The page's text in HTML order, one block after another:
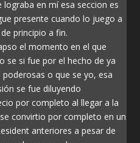
en mí esa seccion es
presente cuando lo juego a
principio a fin.
el momento en el que
se si fue por el hecho de ya
o que se yo, esa
se fue diluyendo
por completo al llegar a la
convirtio por completo en un
anteriores a pesar de